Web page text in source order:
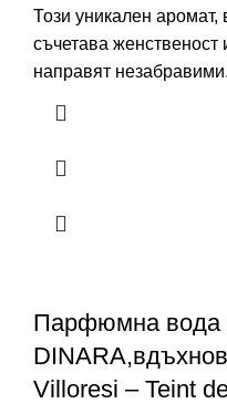
Този уникален
съчетава женственост
направят
Парфюмна вода
Villoresi – Teint